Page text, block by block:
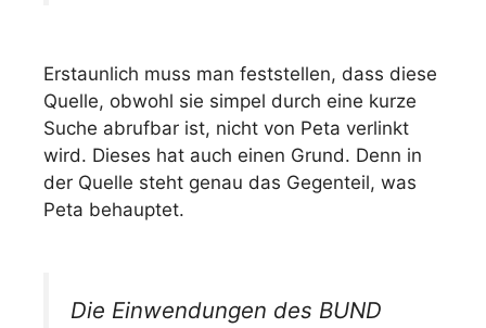
Erstaunlich muss man feststellen, dass diese
Quelle, obwohl sie simpel durch eine kurze
Suche abrufbar ist, nicht von Peta verlinkt
wird. Dieses hat auch einen Grund. Denn in
der Quelle steht genau das Gegenteil, was
Peta behauptet.
Die Einwendungen des BUND